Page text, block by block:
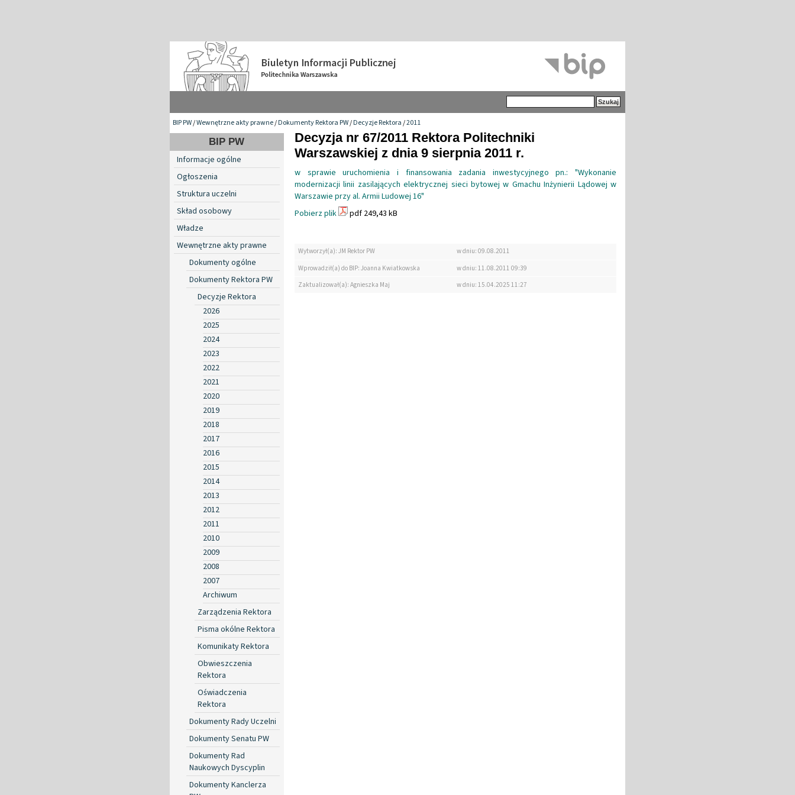
BIP PW/Wewnętrzne akty prawne/Dokumenty Rektora PW/Decyzje Rektora/2011
BIP PW
Informacje ogólne
Ogłoszenia
Struktura uczelni
Skład osobowy
Władze
Wewnętrzne akty prawne
Dokumenty ogólne
Dokumenty Rektora PW
Decyzje Rektora
2026
2025
2024
2023
2022
2021
2020
2019
2018
2017
2016
2015
2014
2013
2012
2011
2010
2009
2008
2007
Archiwum
Zarządzenia Rektora
Pisma okólne Rektora
Komunikaty Rektora
Obwieszczenia
Rektora
Oświadczenia
Rektora
Dokumenty Rady Uczelni
Dokumenty Senatu PW
Dokumenty Rad
Naukowych Dyscyplin
Dokumenty Kanclerza
Decyzja nr 67/2011 Rektora Politechniki
Warszawskiej z dnia 9 sierpnia 2011 r.
w sprawie uruchomienia i finansowania zadania inwestycyjnego pn.: "Wykonanie
modernizacji linii zasilających elektrycznej sieci bytowej w Gmachu Inżynierii Lądowej w
Warszawie przy al. Armii Ludowej 16"
Pobierz plik
pdf 249,43 kB
Wytworzył(a): JM Rektor PW
w dniu: 09.08.2011
Wprowadził(a) do BIP: Joanna Kwiatkowska
w dniu: 11.08.2011 09:39
Zaktualizował(a): Agnieszka Maj
w dniu: 15.04.2025 11:27